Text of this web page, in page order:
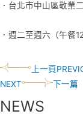
．台北市中山區敬業
．週二至週六（午餐
上一頁
NEXT
下一篇
NEWS